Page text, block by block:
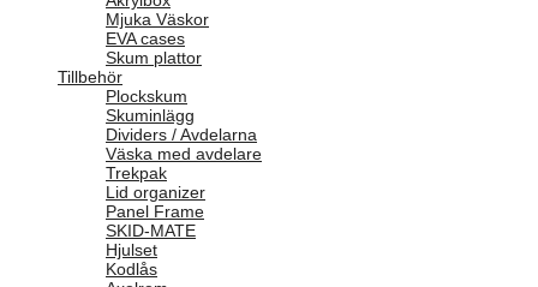
Mjuka Väskor
EVA cases
Skum plattor
Tillbehör
Plockskum
Skuminlägg
Dividers / Avdelarna
Väska med avdelare
Trekpak
Lid organizer
Panel Frame
SKID-MATE
Hjulset
Kodlås